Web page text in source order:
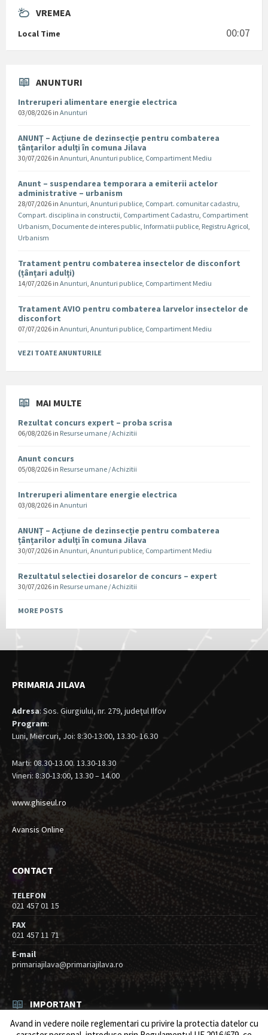
VREMEA
Local Time 00:07
ANUNTURI
Intreruperi alimentare energie electrica
03/08/2026 in Anunturi
ANUNȚ – Acțiune de dezinsecție pentru combaterea
țânțarilor adulți în comuna Jilava
30/07/2026 in Anunturi, Anunturi publice, Compartiment Mediu
Anunt – suspendarea temporara a emiterii actelor
administrative – urbanism
28/07/2026 in Anunturi, Anunturi publice, Compart. comunitar cadastru,
Compart. disciplina in constructii, Compartiment Cadastru, Compartiment
Urbanism, Documente de interes public, Informatii publice, Registru Agricol,
Urbanism
Tratament pentru combaterea insectelor de disconfort
(țânțari adulți)
14/07/2026 in Anunturi, Anunturi publice, Compartiment Mediu
Tratament AVIO pentru combaterea larvelor insectelor de
disconfort
07/07/2026 in Anunturi, Anunturi publice, Compartiment Mediu
VEZI TOATE ANUNTURILE
MAI MULTE
Rezultat concurs expert – proba scrisa
06/08/2026 in Resurse umane / Achizitii
Anunt concurs
05/08/2026 in Resurse umane / Achizitii
Intreruperi alimentare energie electrica
03/08/2026 in Anunturi
ANUNȚ – Acțiune de dezinsecție pentru combaterea
țânțarilor adulți în comuna Jilava
30/07/2026 in Anunturi, Anunturi publice, Compartiment Mediu
Rezultatul selectiei dosarelor de concurs – expert
30/07/2026 in Resurse umane / Achizitii
MORE POSTS
PRIMARIA JILAVA
Adresa: Sos. Giurgiului, nr. 279, judeţul Ilfov
Program:
Luni, Miercuri, Joi: 8:30-13:00, 13.30- 16.30
Marti: 08.30-13.00. 13.30-18.30
Vineri: 8:30-13:00, 13.30 – 14.00
www.ghiseul.ro
Avansis Online
CONTACT
TELEFON
021 457 01 15
FAX
021 457 11 71
E-mail
primariajilava@primariajilava.ro
IMPORTANT
Rezultat concurs expert – proba scrisa
Avand in vedere noile reglementari cu privire la protectia datelor cu